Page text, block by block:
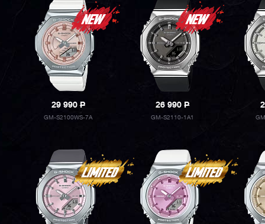
29 990P
GM-S2100WS-7A
26 990P
GM-S2110-1A1